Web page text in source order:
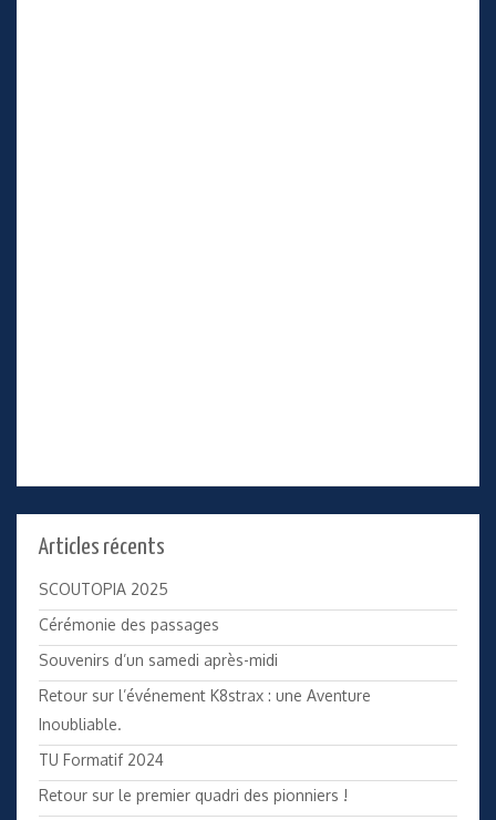
Articles récents
SCOUTOPIA 2025
Cérémonie des passages
Souvenirs d’un samedi après-midi
Retour sur l’événement K8strax : une Aventure
Inoubliable.
TU Formatif 2024
Retour sur le premier quadri des pionniers !